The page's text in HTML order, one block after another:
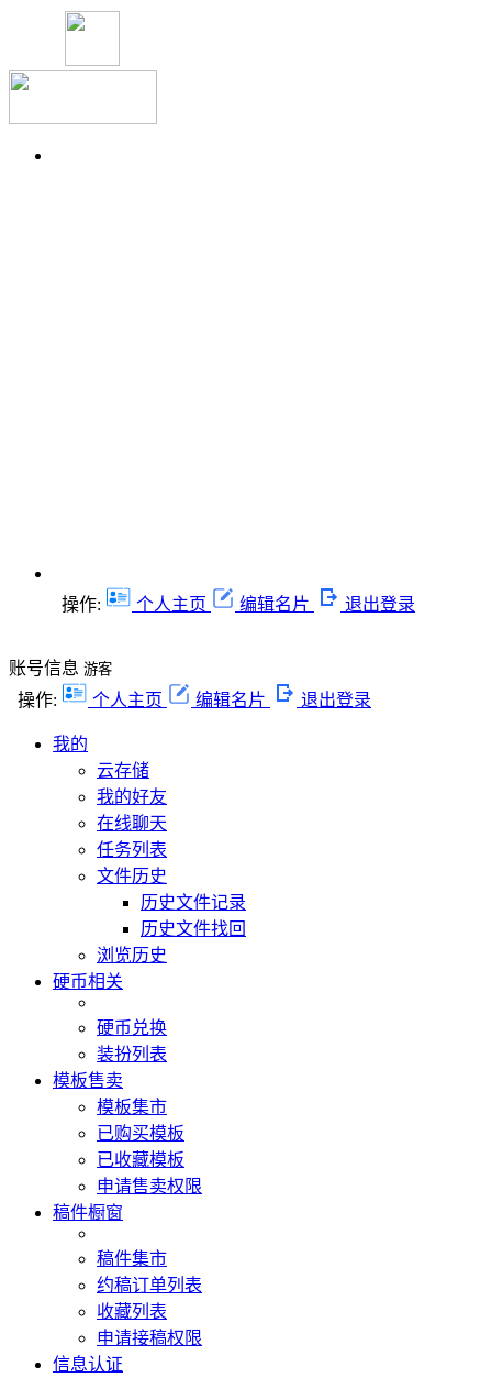
操作: 个人主页 编辑名片 退出登录
账号信息 游客
操作: 个人主页 编辑名片 退出登录
我的
云存储
我的好友
在线聊天
任务列表
文件历史
历史文件记录
历史文件找回
浏览历史
硬币相关
硬币兑换
装扮列表
模板售卖
模板集市
已购买模板
已收藏模板
申请售卖权限
稿件橱窗
稿件集市
约稿订单列表
收藏列表
申请接稿权限
信息认证